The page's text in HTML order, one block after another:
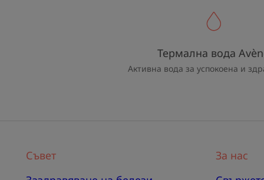
Термална вода
Активна вода за успокоена и
Съвет
За нас